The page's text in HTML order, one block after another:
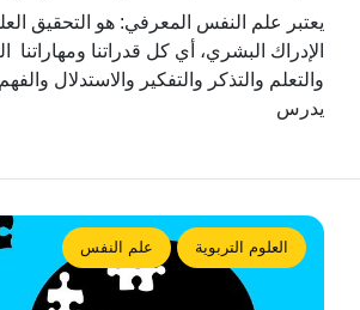
يعتبر علم النفس المعرفي: هو التحقيق
الإدراك البشري، أي كل قدراتنا ومهاراتنا
والتعلم والتذكر والتفكير والاستدلال
يدرس
العلوم التربوية علم النفس